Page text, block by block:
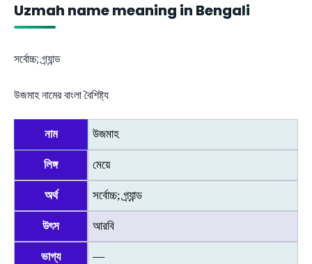
Uzmah name meaning in Bengali
সর্বোচ্চ; গ্র্যান্ড
উজমাহ নামের বাংলা বৈশিষ্ট্য
নাম উজমাহ
লিঙ্গ মেয়ে
অর্থ সর্বোচ্চ; গ্র্যান্ড
উৎস আরবি
ভাগ্য —